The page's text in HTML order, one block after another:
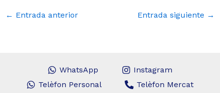
← Entrada anterior Entrada siguiente →
WhatsApp
Instagram
Telèfon Personal
Telèfon Mercat